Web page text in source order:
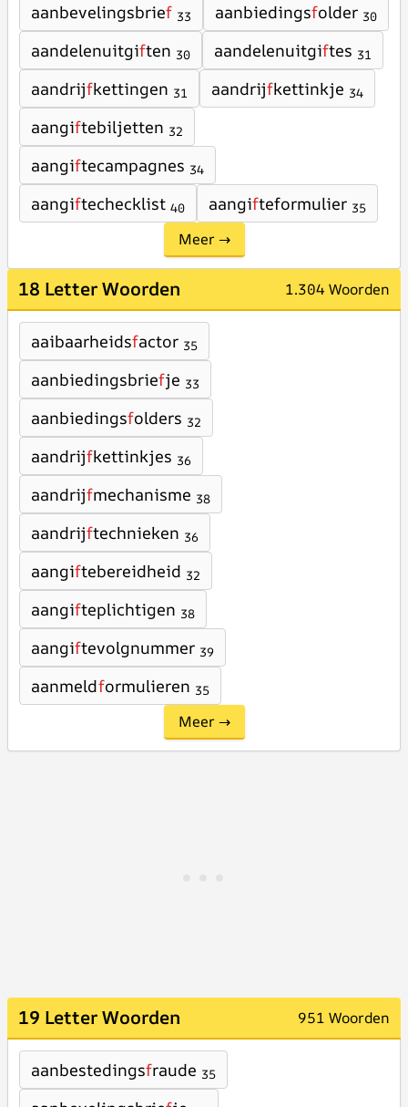
aanbevelingsbrief 33 aanbiedingsfolder 30
aandelenuitgiften 30 aandelenuitgiftes 31
aandrijfkettingen 31 aandrijfkettinkje 34
aangiftebiljetten 32
aangiftecampagnes 34
aangiftechecklist 40 aangifteformulier 35
Meer →
18 Letter Woorden 1.304 Woorden
aaibaarheidsfactor 35
aanbiedingsbriefje 33
aanbiedingsfolders 32
aandrijfkettinkjes 36
aandrijfmechanisme 38
aandrijftechnieken 36
aangiftebereidheid 32
aangifteplichtigen 38
aangiftevolgnummer 39
aanmeldformulieren 35
Meer →
19 Letter Woorden 951 Woorden
aanbestedingsfraude 35